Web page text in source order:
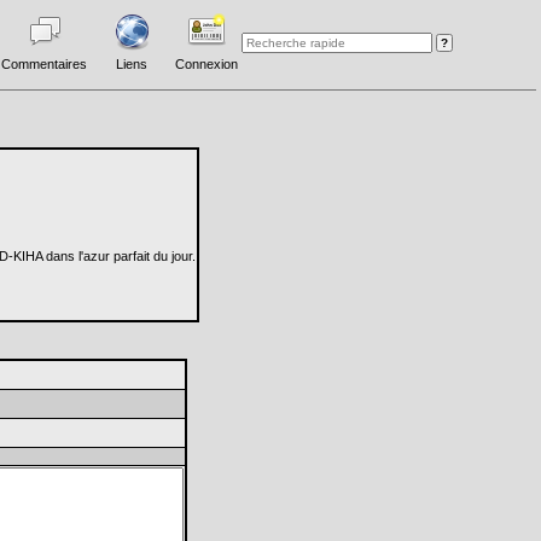
Commentaires Liens Connexion
KIHA dans l'azur parfait du jour.